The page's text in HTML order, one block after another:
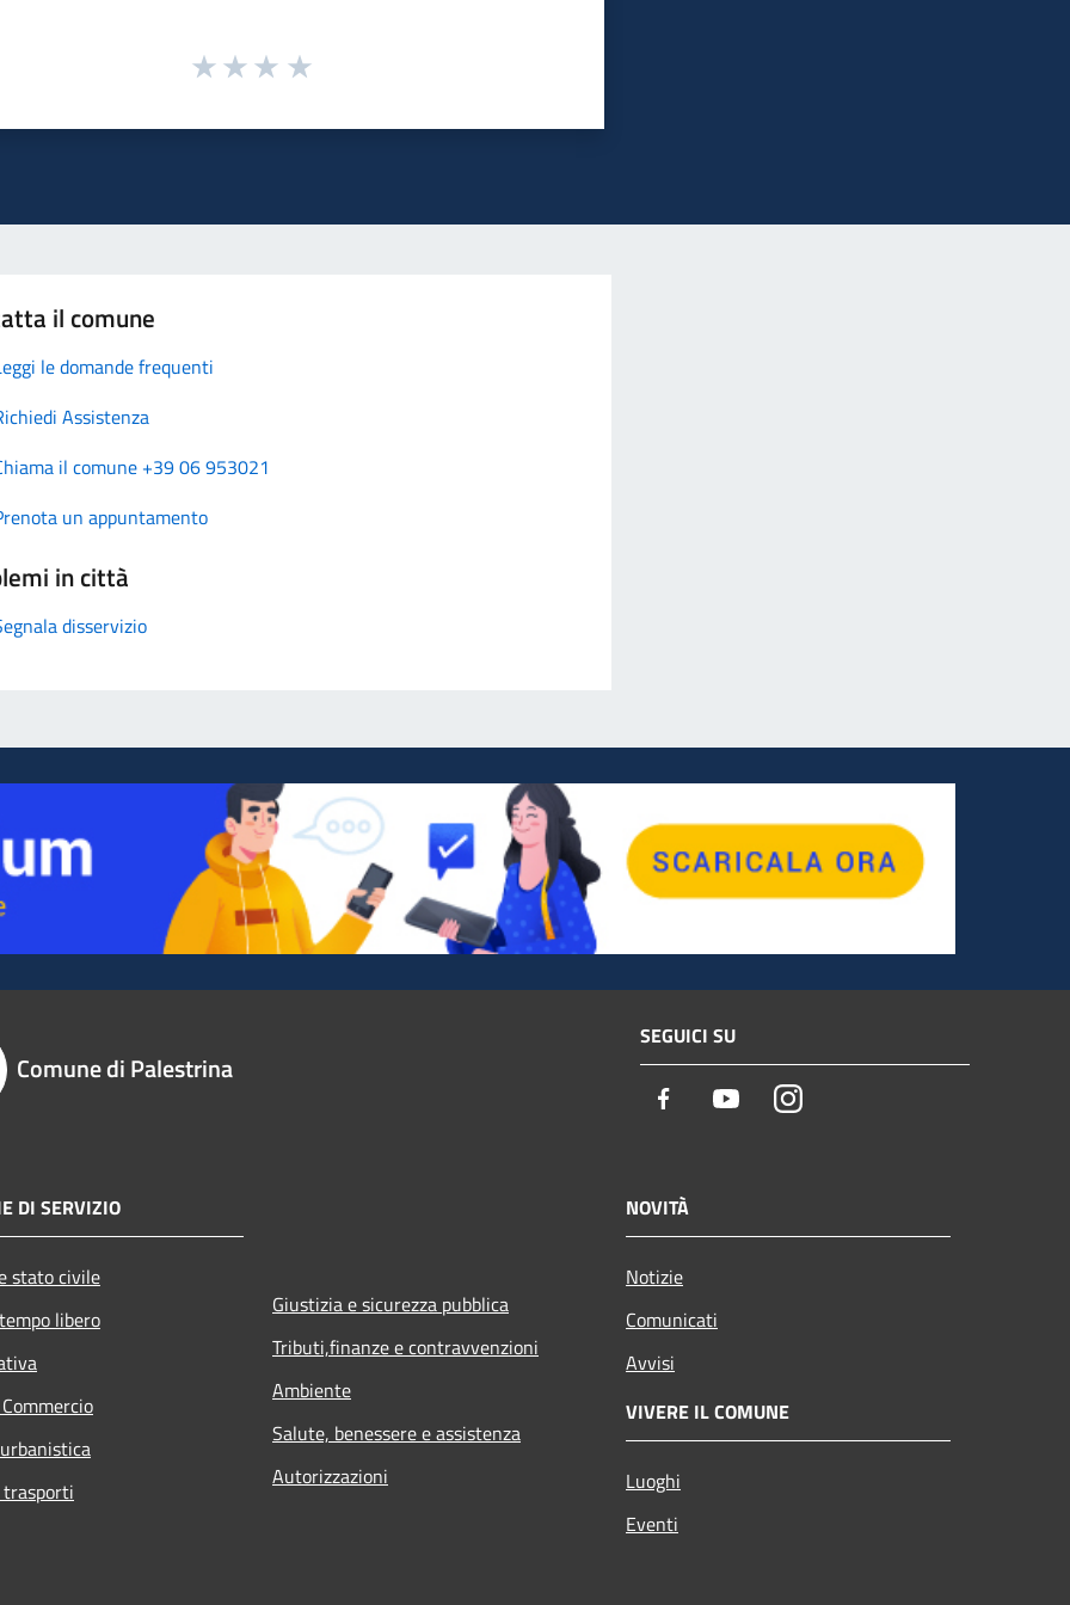
il comune
le domande frequenti
Assistenza
il comune +39 06 953021
un appuntamento
in città
disservizio
Comune di Palestrina
SEGUICI SU
Facebook YoutubeInstagram
DI SERVIZIO
stato civile
libero
Giustizia e sicurezza pubblica
Tributi,finanze e contravvenzioni
Ambiente
Salute, benessere e assistenza
Autorizzazioni
NOVITÀ
Notizie
Comunicati
Avvisi
VIVERE IL COMUNE
Luoghi
Eventi